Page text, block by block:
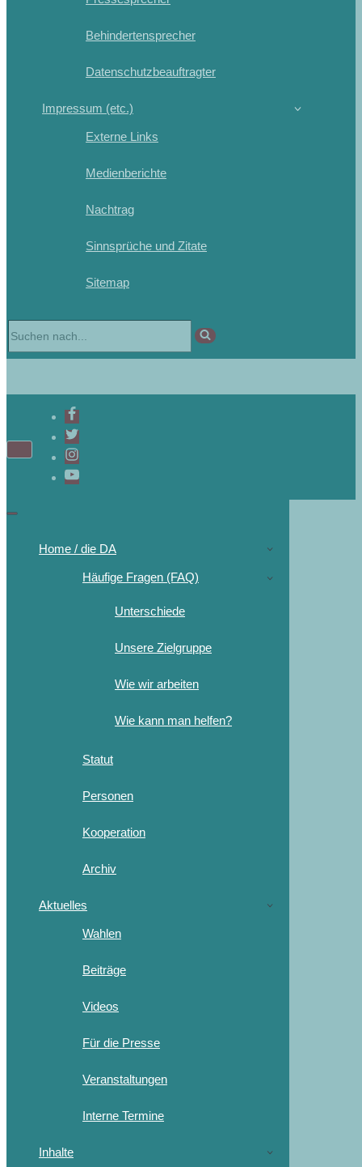
Behindertensprecher
Datenschutzbeauftragter
Impressum (etc.)
Externe Links
Medienberichte
Nachtrag
Sinnsprüche und Zitate
Sitemap
Navigations-
Navigations-
Home / die DA
Häufige Fragen (FAQ)
Unterschiede
Unsere Zielgruppe
Wie wir arbeiten
Wie kann man helfen?
Statut
Personen
Kooperation
Archiv
Aktuelles
Wahlen
Beiträge
Videos
Für die Presse
Veranstaltungen
Interne Termine
Inhalte